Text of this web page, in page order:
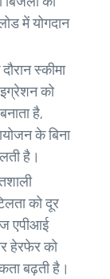
में योगदान
स्कीमा
को
है,
के बिना
है।
को दूर
एपीआई
हेरफेर को
बढ़ती है।